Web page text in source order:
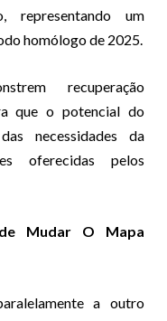
representando um
homólogo de 2025.
recuperação
que o potencial do
necessidades da
oferecidas pelos
Mudar O Mapa
a outro